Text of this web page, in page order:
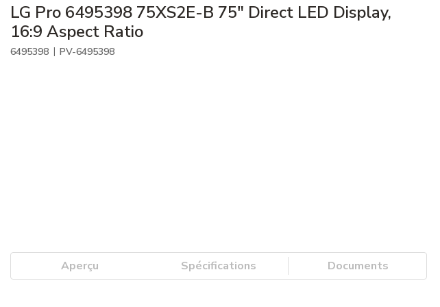
LG Pro 6495398 75XS2E-B 75" Direct LED Display,
16:9 Aspect Ratio
6495398 | PV-6495398
Aperçu Spécifications Documents